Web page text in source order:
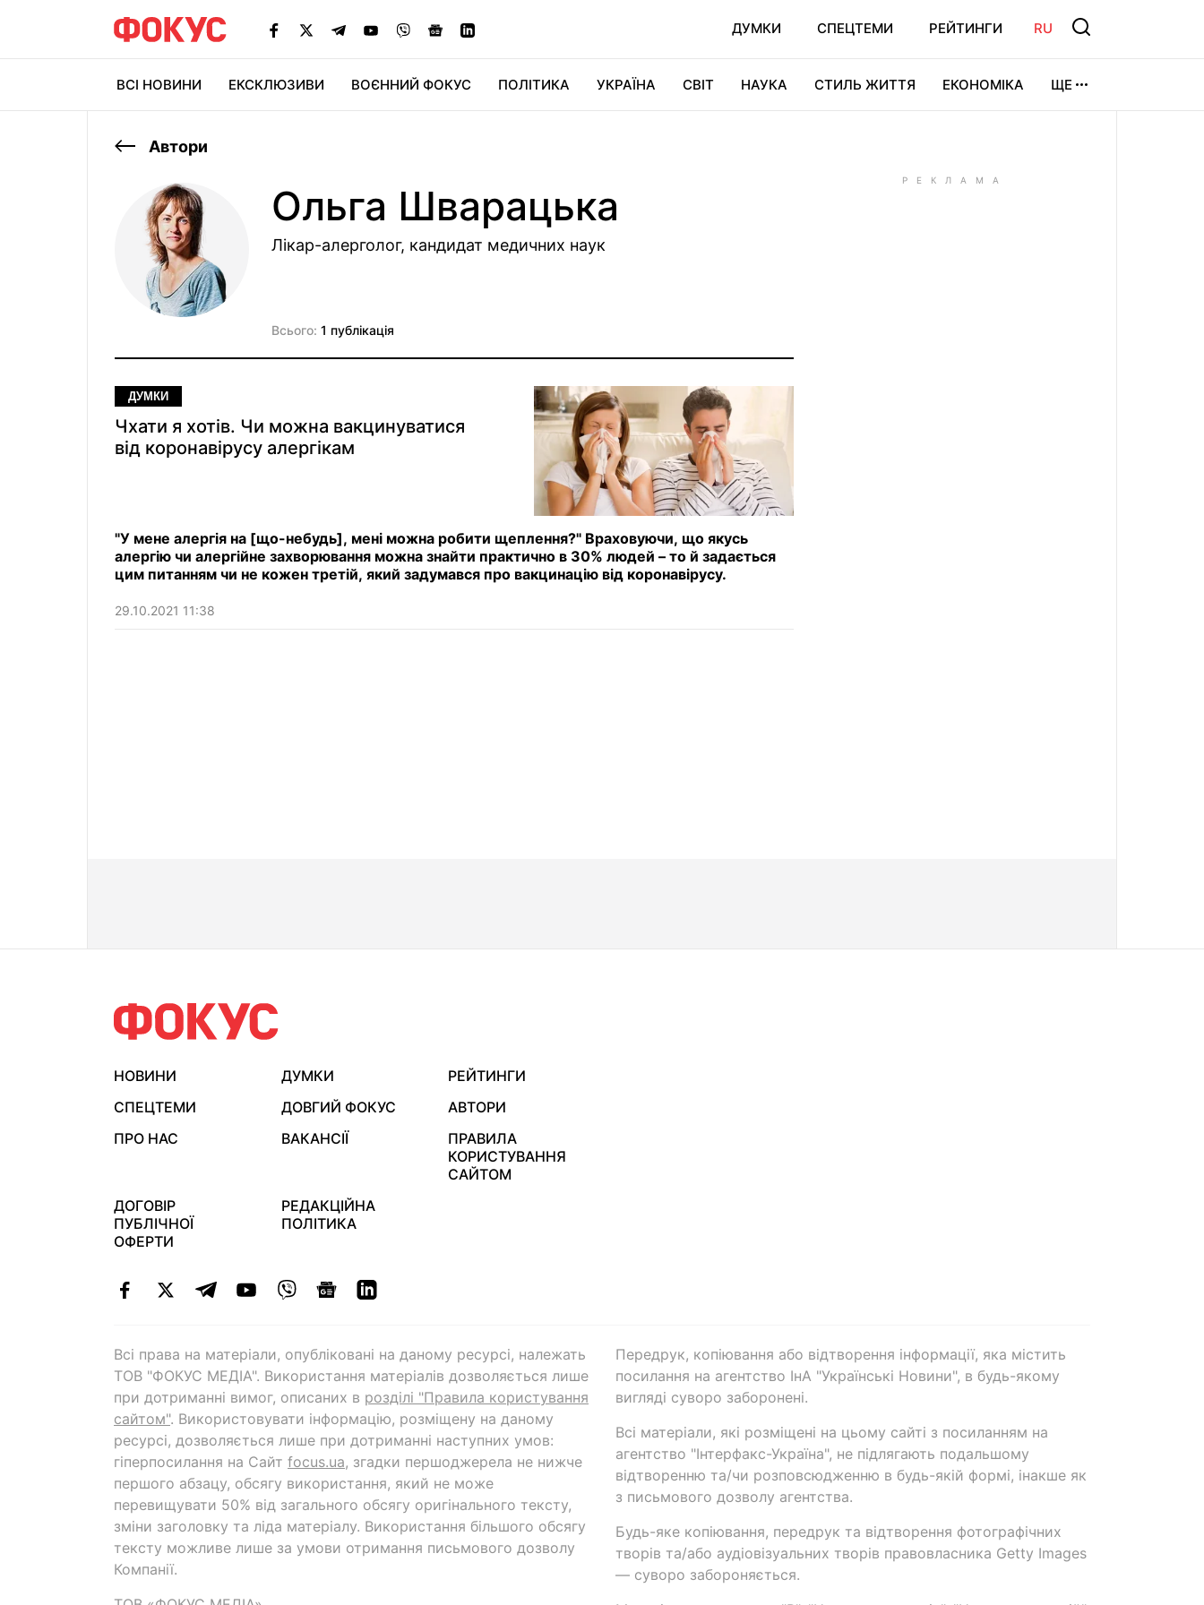
ДУМКИ СПЕЦТЕМИ РЕЙТИНГИ RU
ВСІ НОВИНИ ЕКСКЛЮЗИВИ ВОЄННИЙ ФОКУС ПОЛІТИКА УКРАЇНА СВІТ НАУКА СТИЛЬ ЖИТТЯ ЕКОНОМІКА ЩЕ
Автори
Ольга Шварацька
Лікар-алерголог, кандидат медичних наук
Всього: 1 публікація
ДУМКИ
Чхати я хотів. Чи можна вакцинуватися
від коронавірусу алергікам
"У мене алергія на [що-небудь], мені можна робити щеплення?" Враховуючи, що якусь
алергію чи алергійне захворювання можна знайти практично в 30% людей – то й задається
цим питанням чи не кожен третій, який задумався про вакцинацію від коронавірусу.
29.10.2021 11:38
НОВИНИ ДУМКИ
РЕЙТИНГИ
СПЕЦТЕМИ
ДОВГИЙ ФОКУС
АВТОРИ
ПРО НАС
ВАКАНСІЇ
ПРАВИЛА
КОРИСТУВАННЯ
САЙТОМ
ДОГОВІР
ПУБЛІЧНОЇ
ОФЕРТИ
РЕДАКЦІЙНА
ПОЛІТИКА
Всі права на матеріали, опубліковані на даному ресурсі, належать
ТОВ "ФОКУС МЕДІА". Використання матеріалів дозволяється лише
при дотриманні вимог, описаних в розділі "Правила користування
сайтом". Використовувати інформацію, розміщену на даному
ресурсі, дозволяється лише при дотриманні наступних умов:
гіперпосилання на Cайт focus.ua, згадки першоджерела не нижче
першого абзацу, обсягу використання, який не може
перевищувати 50% від загального обсягу оригінального тексту,
зміни заголовку та ліда матеріалу. Використання більшого обсягу
тексту можливе лише за умови отримання письмового дозволу
Компанії.
Передрук, копіювання або відтворення інформації, яка містить
посилання на агентство ІнА "Українські Новини", в будь-якому
вигляді суворо заборонені.
Всі матеріали, які розміщені на цьому сайті з посиланням на
агентство "Інтерфакс-Україна", не підлягають подальшому
відтворенню та/чи розповсюдженню в будь-якій формі, інакше як
з письмового дозволу агентства.
Будь-яке копіювання, передрук та відтворення фотографічних
творів та/або аудіовізуальних творів правовласника Getty Images
— суворо забороняється.